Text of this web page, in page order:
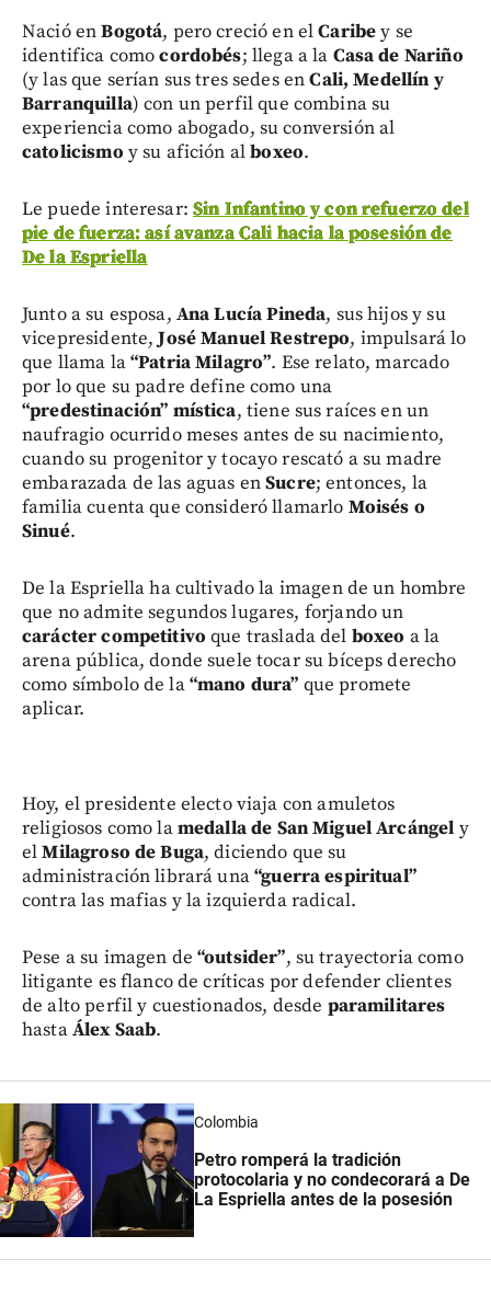
Nació enBogotá, pero creció en elCaribey se
identifica comocordobés; llega a la Casa de Nariño
(y las que serían sus tres sedes enCali, Medellín y
Barranquilla) con un perfil que combina su
experiencia como abogado, su conversión al
catolicismo y su afición alboxeo.
Le puede interesar: Sin Infantino y con refuerzo del
pie de fuerza: así avanza Cali hacia la posesión de
De la Espriella
Junto a su esposa, Ana Lucía Pineda, sus hijos y su
vicepresidente,José Manuel Restrepo, impulsará lo
que llama la“Patria Milagro”. Ese relato, marcado
por lo que su padre define como una
“predestinación” mística, tiene sus raíces en un
naufragio ocurrido meses antes de su nacimiento,
cuando su progenitor y tocayo rescató a su madre
embarazada de las aguas enSucre; entonces, la
familia cuenta que consideró llamarlo Moisés o
Sinué.
De la Espriella ha cultivado la imagen de un hombre
que no admite segundos lugares, forjando un
carácter competitivo que traslada del boxeo a la
arena pública, donde suele tocar su bíceps derecho
como símbolo de la“mano dura” que promete
aplicar.
Hoy, el presidente electo viaja con amuletos
religiosos como lamedalla de San Miguel Arcángel y
elMilagroso de Buga, diciendo que su
administración librará una“guerra espiritual”
contra las mafias y la izquierda radical.
Pese a su imagen de “outsider”, su trayectoria como
litigante es flanco de críticas por defender clientes
de alto perfil y cuestionados, desde paramilitares
hastaÁlex Saab.
Colombia
Petro romperá la tradición
protocolaria y no condecorará a De
La Espriella antes de la posesión